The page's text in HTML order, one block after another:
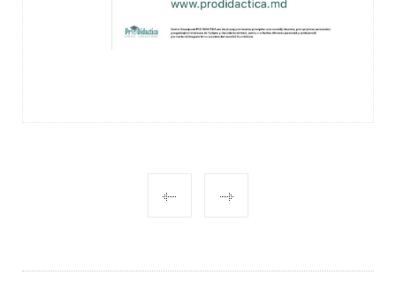
NAVIGATION